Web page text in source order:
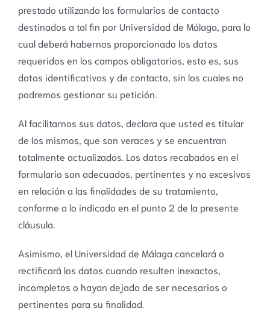
prestado utilizando los formularios de contacto
destinados a tal fin por Universidad de Málaga, para lo
cual deberá habernos proporcionado los datos
requeridos en los campos obligatorios, esto es, sus
datos identificativos y de contacto, sin los cuales no
podremos gestionar su petición.
Al facilitarnos sus datos, declara que usted es titular
de los mismos, que son veraces y se encuentran
totalmente actualizados. Los datos recabados en el
formulario son adecuados, pertinentes y no excesivos
en relación a las finalidades de su tratamiento,
conforme a lo indicado en el punto 2 de la presente
cláusula.
Asimismo, el Universidad de Málaga cancelará o
rectificará los datos cuando resulten inexactos,
incompletos o hayan dejado de ser necesarios o
pertinentes para su finalidad.